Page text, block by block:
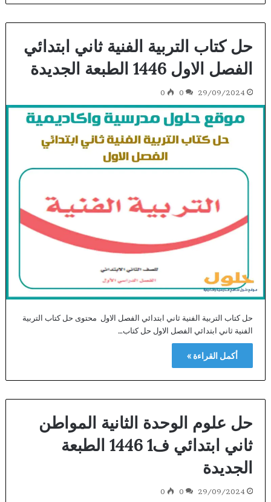
حل كتاب التربية الفنية ثاني ابتدائي
الفصل الاول 1446 الطبعة الجديدة
29/09/2024
0
0
حل كتاب التربية الفنية ثاني ابتدائي الفصل الاول محتوى حل كتاب التربية
الفنية ثاني ابتدائي الفصل الاول حل كتاب…
أكمل القراءة »
حل علوم الوحدة الثانية المواطن
ثاني ابتدائي ف1 1446 الطبعة
الجديدة
29/09/2024
0
0